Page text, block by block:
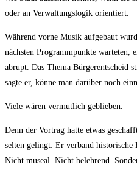
oder an Verwaltungslogik orientiert.
Während vorne Musik aufgebaut
nächsten Programmpunkte warteten,
abrupt. Das Thema Bürgerentscheid
sagte er, könne man darüber noch
Viele wären vermutlich geblieben.
Denn der Vortrag hatte etwas
selten gelingt: Er verband
Nicht museal. Nicht belehrend.